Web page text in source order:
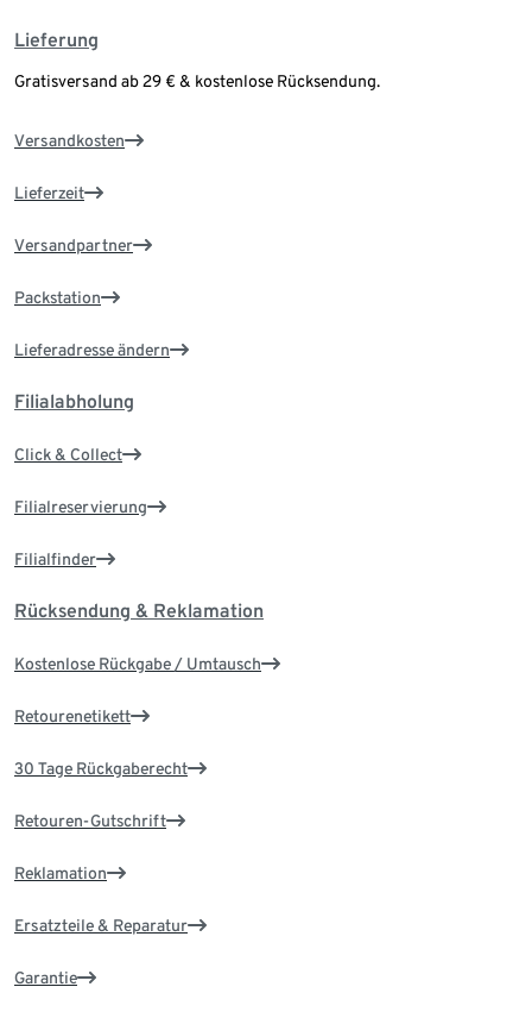
Lieferung
Gratisversand ab 29 € & kostenlose Rücksendung.
Versandkosten
Lieferzeit
Versandpartner
Packstation
Lieferadresse ändern
Filialabholung
Click & Collect
Filialreservierung
Filialfinder
Rücksendung & Reklamation
Kostenlose Rückgabe / Umtausch
Retourenetikett
30 Tage Rückgaberecht
Retouren-Gutschrift
Reklamation
Ersatzteile & Reparatur
Garantie